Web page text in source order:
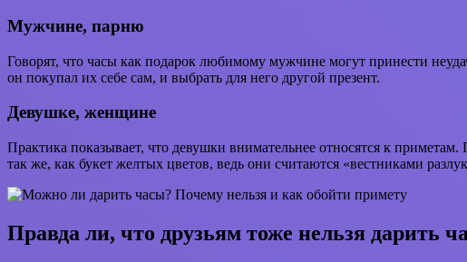
Мужчине, парню
Говорят, что часы как подарок любимому мужчине могут принести
он покупал их себе сам, и выбрать для него другой презент.
Девушке, женщине
Практика показывает, что девушки внимательнее относятся к
так же, как букет желтых цветов, ведь они считаются «вестниками
Правда ли, что друзьям тоже нельзя дарить